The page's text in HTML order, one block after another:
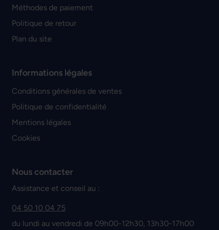
Méthodes de paiement
Politique de retour
Plan du site
Informations légales
Conditions générales de ventes
Politique de confidentialité
Mentions légales
Cookies
Nous contacter
Assistance et conseil au :
04 50 10 04 75
du lundi au vendredi de 09h00-12h30, 13h30-17h00